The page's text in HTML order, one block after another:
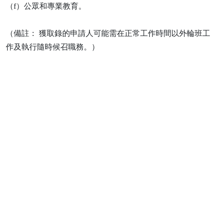
（f）公眾和專業教育。
（備註： 獲取錄的申請人可能需在正常工作時間以外輪班工
作及執行隨時候召職務。）